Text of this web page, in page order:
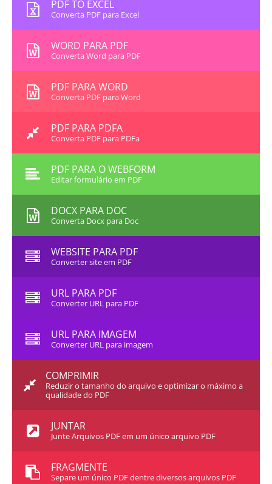
PDF TO EXCEL
Converta PDF para Excel
WORD PARA PDF
Converta Word para PDF
PDF PARA WORD
Converta PDF para Word
PDF PARA PDFA
Converta PDF para PDFa
PDF PARA O WEBFORM
Editar formulário em PDF
DOCX PARA DOC
Converta Docx para Doc
WEBSITE PARA PDF
Converter site em PDF
URL PARA PDF
Converter URL para PDF
URL PARA IMAGEM
Converter URL para imagem
COMPRIMIR
Reduzir o tamanho do arquivo e optimizar o máximo a
qualidade do PDF
JUNTAR
Junte Arquivos PDF em um único arquivo PDF
FRAGMENTE
Separe um único PDF dentre diversos arquivos PDF